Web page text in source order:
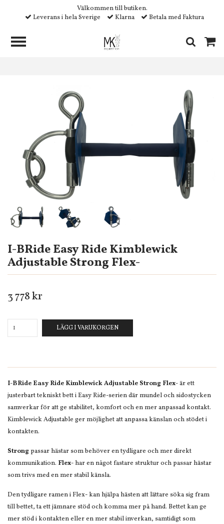
Välkommen till butiken.
Leverans i hela Sverige
Klarna Betala med Faktura
I-BRide Easy Ride Kimblewick
Adjustable Strong Flex-
3 778 kr
LÄGG I VARUKORGEN
I-BRide Easy Ride Kimblewick Adjustable Strong Flex-är ett
justerbart tekniskt bett i Easy Ride-serien där mundel och sidostycken
samverkar för att ge stabilitet, komfort och en mer anpassad kontakt.
Kimblewick Adjustable ger möjlighet att anpassa känslan och stödet i
kontakten.
Strong passar hästar som behöver en tydligare och mer direkt
kommunikation. Flex- har en något fastare struktur och passar hästar
som trivs med en mer stabil känsla.
Den tydligare ramen i Flex- kan hjälpa hästen att lättare söka sig fram
till bettet, ta ett jämnare stöd och komma mer på hand. Bettet kan ge
mer stöd i kontakten eller en mer stabil inverkan, samtidigt som